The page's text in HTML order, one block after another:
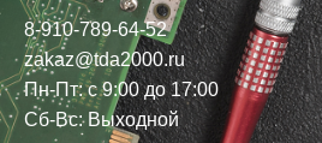
8-910-789-64-52
zakaz@tda2000.ru
Пн-Пт: с 9:00 до 17:00
Сб-Вс: Выходной